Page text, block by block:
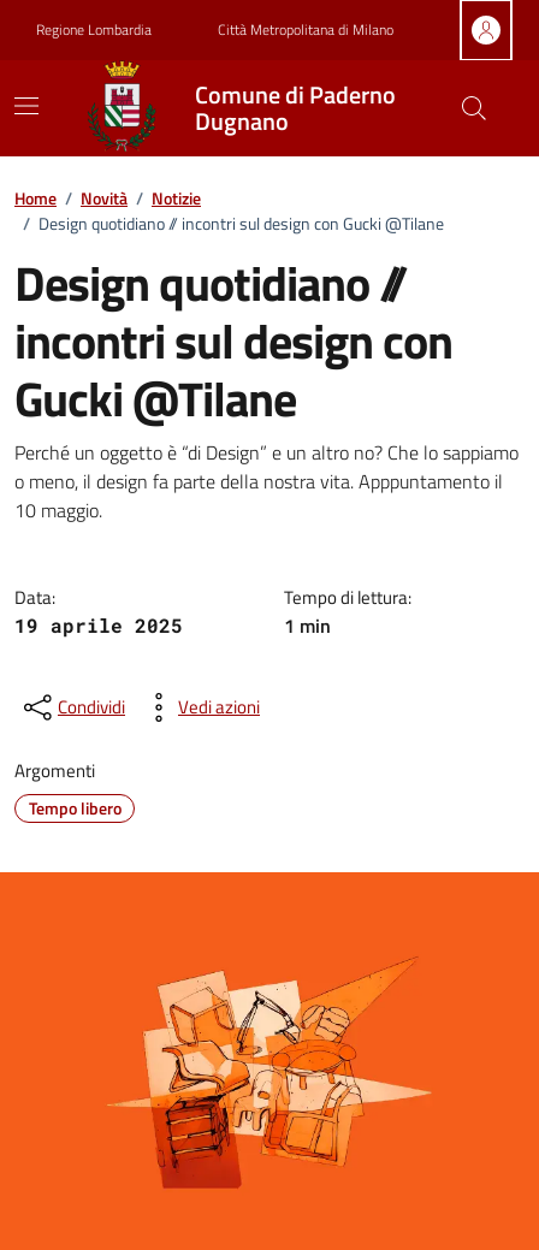
Regione Lombardia Città Metropolitana di Milano
Comune di Paderno
Dugnano
Home / Novità / Notizie
/ Design quotidiano // incontri sul design con Gucki @Tilane
Design quotidiano //
incontri sul design con
Gucki @Tilane
Dettagli della notizia
Perché un oggetto è “di Design” e un altro no? Che lo sappiamo
o meno, il design fa parte della nostra vita. Apppuntamento il
10 maggio.
Data:
19 aprile 2025
Tempo di lettura:
1 min
Condividi Vedi azioni
Argomenti
Tempo libero